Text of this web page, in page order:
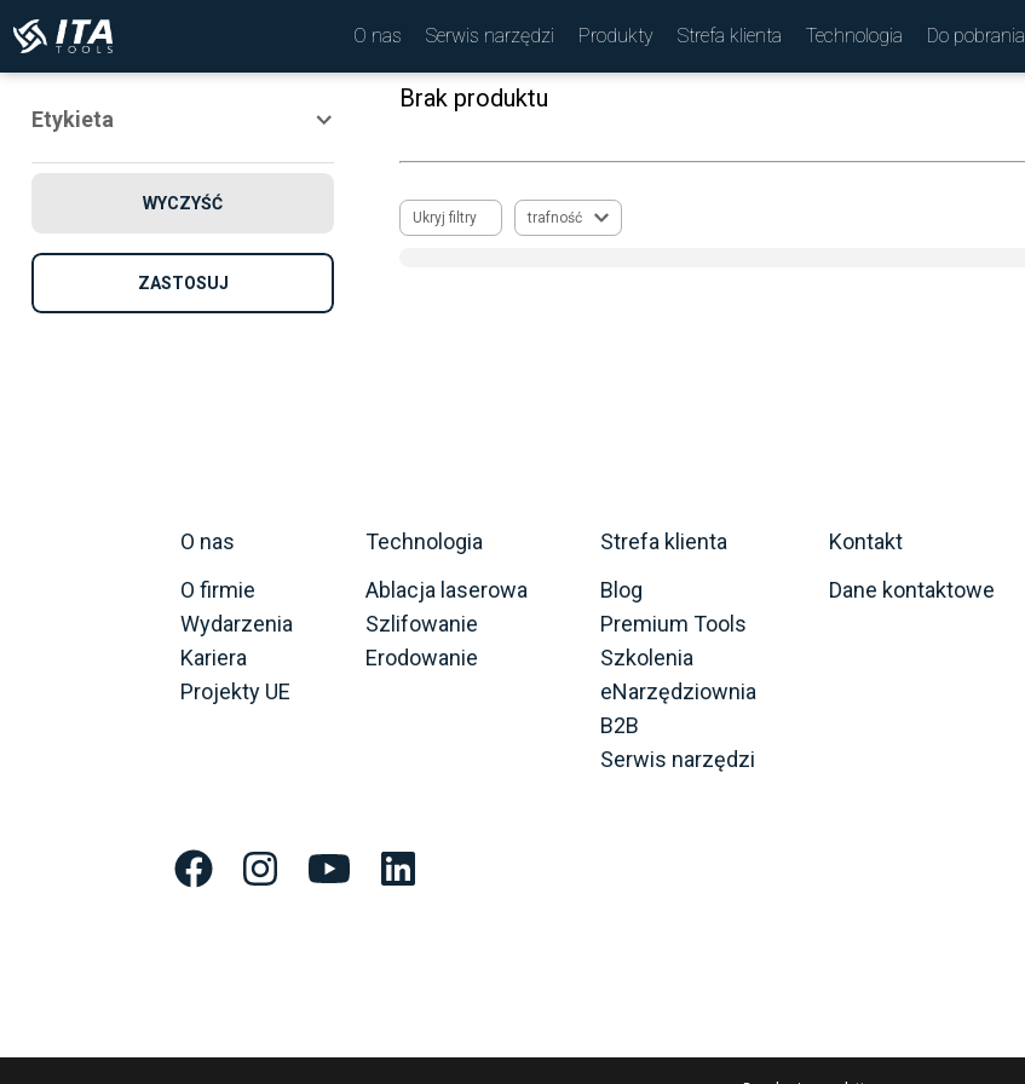
O nas Serwis narzędzi Produkty Strefa klienta Technologia Do pobrania
Etykieta
Nowość
WYCZYŚĆ
ZASTOSUJ
Brak produktu
Ukryj filtry trafność
O nas
O firmie
Wydarzenia
Kariera
Projekty UE
Technologia
Ablacja laserowa
Szlifowanie
Erodowanie
Strefa klienta
Blog
Premium Tools
Szkolenia
eNarzędziownia
B2B
Serwis narzędzi
Kontakt
Dane kontaktowe